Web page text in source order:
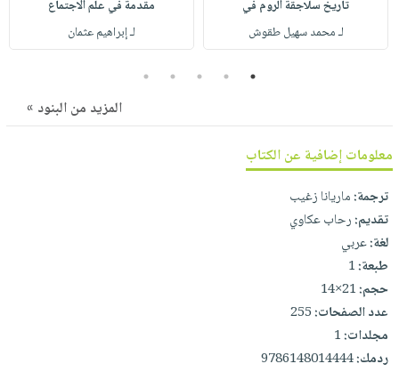
صابون
أطفال
فيديوهات
أسئلة
وفرات
انشر
كتابك
تواصل
معنا
التسوق
تاريخ سلاجقة الروم في
لـ محمد سهيل طقوش
مقدمة في علم الاجتماع
لـ إبراهيم عثمان
1
2
3
4
5
المزيد من البنود »
معلومات إضافية عن الكتاب
ترجمة:ماريانا زغيب
تقديم:رحاب عكاوي
لغة:عربي
طبعة:1
حجم:21×14
عدد الصفحات:255
مجلدات:1
ردمك:9786148014444